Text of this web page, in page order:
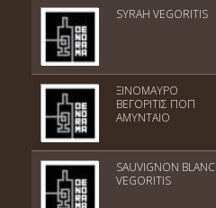
SYRAH VEGORITIS
ΞΙΝΟΜΑΥΡΟ
ΒΕΓΟΡΙΤΙΣ ΠΟΠ
ΑΜΥΝΤΑΙΟ
SAUVIGNON BLANC
VEGORITIS